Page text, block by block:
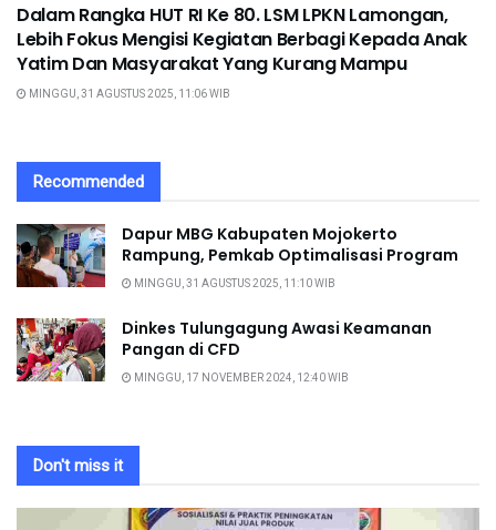
Dalam Rangka HUT RI Ke 80. LSM LPKN Lamongan,
Lebih Fokus Mengisi Kegiatan Berbagi Kepada Anak
Yatim Dan Masyarakat Yang Kurang Mampu
MINGGU, 31 AGUSTUS 2025, 11:06 WIB
Recommended
Dapur MBG Kabupaten Mojokerto
Rampung, Pemkab Optimalisasi Program
MINGGU, 31 AGUSTUS 2025, 11:10 WIB
Dinkes Tulungagung Awasi Keamanan
Pangan di CFD
MINGGU, 17 NOVEMBER 2024, 12:40 WIB
Don't miss it